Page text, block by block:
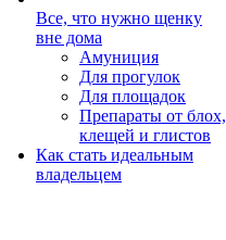
Все, что нужно щенку
вне дома
Амуниция
Для прогулок
Для площадок
Препараты от блох,
клещей и глистов
Как стать идеальным
владельцем